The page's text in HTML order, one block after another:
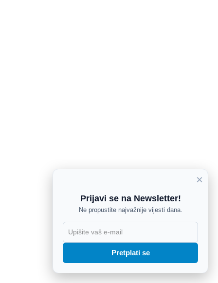
×
Prijavi se na Newsletter!
Ne propustite najvažnije vijesti dana.
Pretplati se